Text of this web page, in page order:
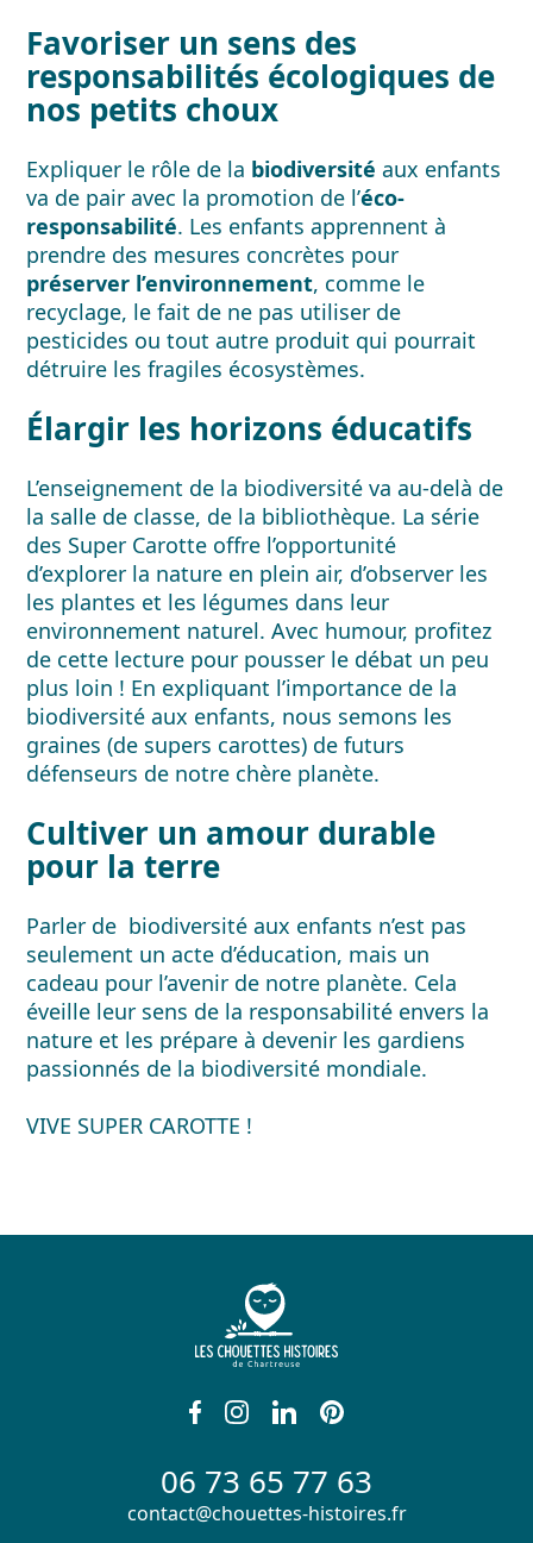
Favoriser un sens des
responsabilités écologiques de
nos petits choux
Expliquer le rôle de la biodiversité aux enfants
va de pair avec la promotion de l’éco-
responsabilité. Les enfants apprennent à
prendre des mesures concrètes pour
préserver l’environnement, comme le
recyclage, le fait de ne pas utiliser de
pesticides ou tout autre produit qui pourrait
détruire les fragiles écosystèmes.
Élargir les horizons éducatifs
L’enseignement de la biodiversité va au-delà de
la salle de classe, de la bibliothèque. La série
des Super Carotte offre l’opportunité
d’explorer la nature en plein air, d’observer les
les plantes et les légumes dans leur
environnement naturel. Avec humour, profitez
de cette lecture pour pousser le débat un peu
plus loin ! En expliquant l’importance de la
biodiversité aux enfants, nous semons les
graines (de supers carottes) de futurs
défenseurs de notre chère planète.
Cultiver un amour durable
pour la terre
Parler de biodiversité aux enfants n’est pas
seulement un acte d’éducation, mais un
cadeau pour l’avenir de notre planète. Cela
éveille leur sens de la responsabilité envers la
nature et les prépare à devenir les gardiens
passionnés de la biodiversité mondiale.
VIVE SUPER CAROTTE !
06 73 65 77 63
contact@chouettes-histoires.fr